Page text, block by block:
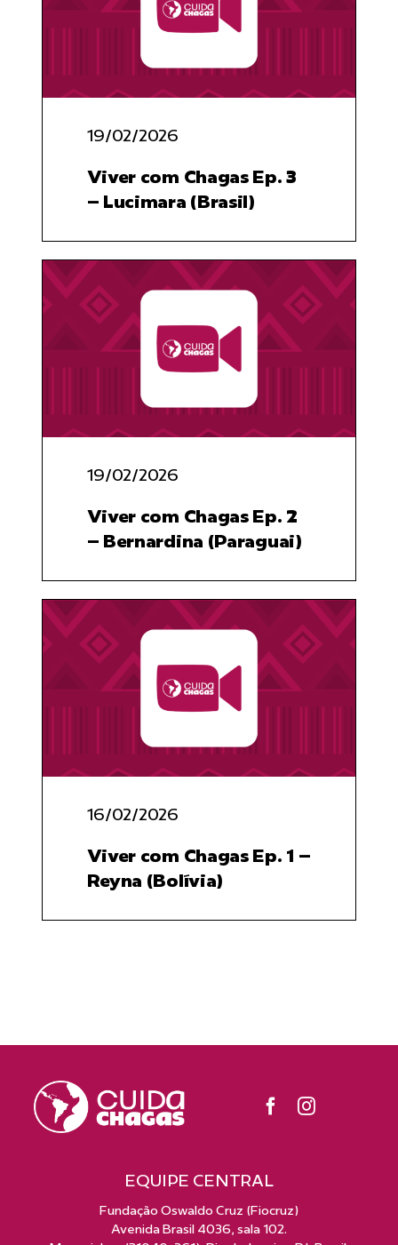
19/02/2026
Viver com Chagas Ep. 3
– Lucimara (Brasil)
19/02/2026
Viver com Chagas Ep. 2
– Bernardina (Paraguai)
16/02/2026
Viver com Chagas Ep. 1 –
Reyna (Bolívia)
EQUIPE CENTRAL
Fundação Oswaldo Cruz (Fiocruz)
Avenida Brasil 4036, sala 102.